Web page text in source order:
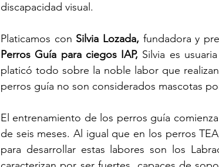
discapacidad visual.
Platicamos con Silvia Lozada, fundadora y
Perros Guía para ciegos IAP, Silvia es
platicó todo sobre la noble labor que
perros guía no son considerados mascotas
El entrenamiento de los perros guía
de seis meses. Al igual que en los perros
para desarrollar estas labores son los